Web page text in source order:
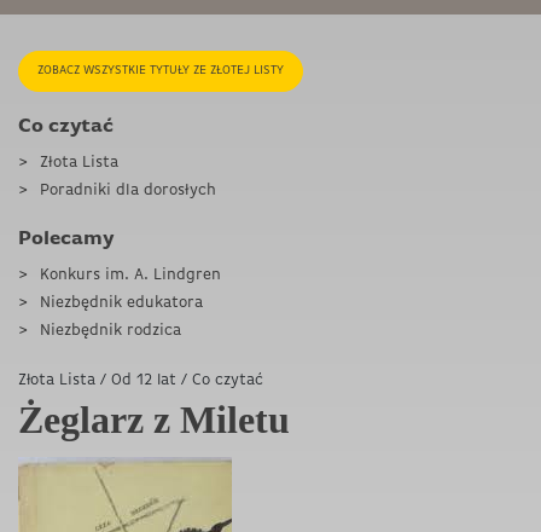
ZOBACZ WSZYSTKIE TYTUŁY ZE ZŁOTEJ LISTY
Co czytać
Złota Lista
Poradniki dla dorosłych
Polecamy
Konkurs im. A. Lindgren
Niezbędnik edukatora
Niezbędnik rodzica
Złota Lista / Od 12 lat / Co czytać
Żeglarz z Miletu